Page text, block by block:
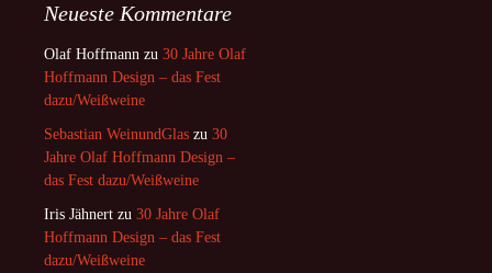
Neueste Kommentare
Olaf Hoffmann zu 30 Jahre Olaf
Hoffmann Design – das Fest
dazu/Weißweine
Sebastian WeinundGlas zu 30
Jahre Olaf Hoffmann Design –
das Fest dazu/Weißweine
Iris Jähnert zu 30 Jahre Olaf
Hoffmann Design – das Fest
dazu/Weißweine